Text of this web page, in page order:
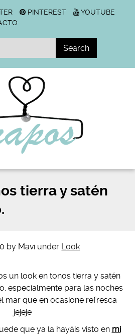
PINTEREST
YOUTUBE
tierra y satén
by Mavi under Look
un look en tonos tierra y satén
especialmente para las noches
mar que en ocasione refresca
jejeje
que ya la hayáis visto en mi